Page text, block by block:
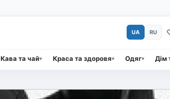
Кава та чай Краса та здоровя Одяг Дім
UA RU